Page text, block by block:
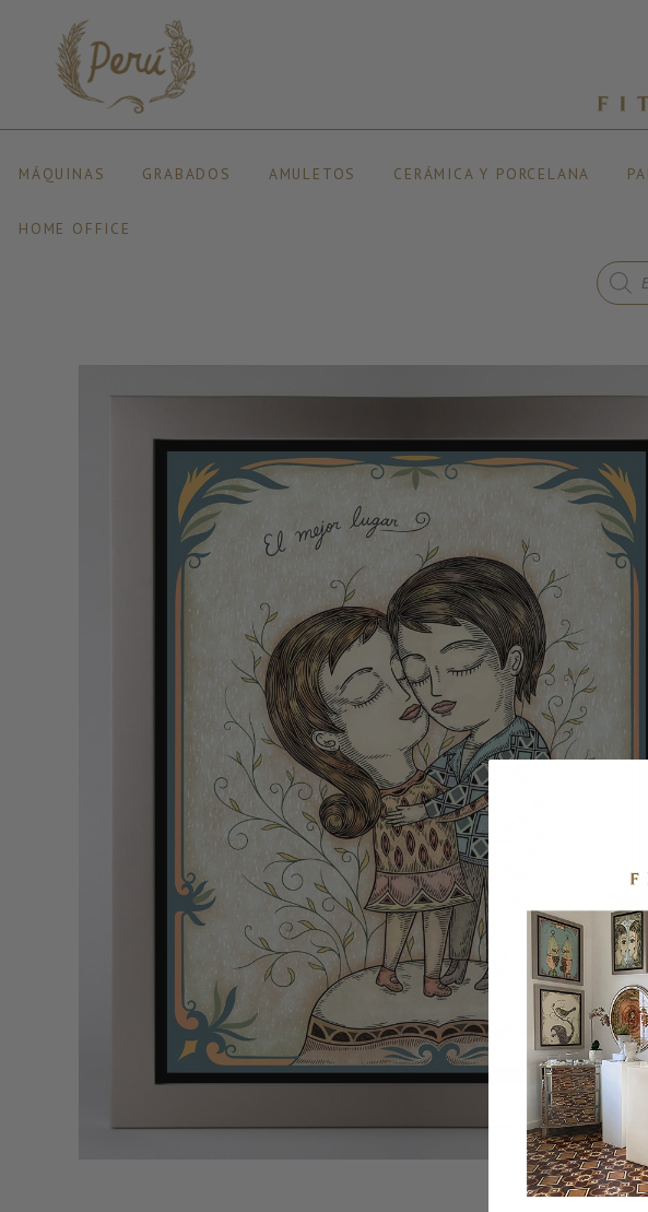
MÁQUINAS GRABADOS AMULETOS CERÁMICA Y PORCELANA
HOME OFFICE